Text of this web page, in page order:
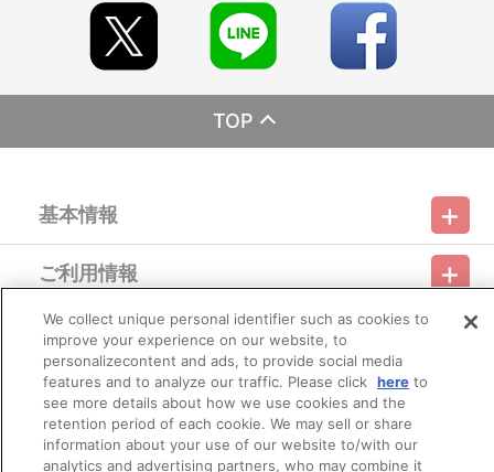
※撮影環境やご利用のモニター環境により、実物と多少異なっ
て見える場合がございます。
※商品画像はイメージです。実際の商品仕様が異なる場合がご
ざいます。あらかじめご了承ください。
※すでにご注文しているかのご確認には、「マイページ」
→「ご注文履歴」にてご確認いただけます。
■ご注文・お支払いについて
なお、ご注文には、バンダイナムコアーツ公式ショップ「A-
※決済方法「コンビニ決済」・「Pay-easy（ペイジー）」を選
択時には、メールにてお支払方法をご案内させていただきます。
あらかじめ「@bandainamcoarts.co.jp 」からのメール受信
を許可してください。
※お支払期日までに購入・決済手続きが行われなかった場合
は、キャンセル扱いとして手続きを致します。
いかなる理由でも、決済期間の延長は対応出来かねます。
※お客様都合による決済後のキャンセルは出来かねます。
※以下のご注文は、キャンセルさせていただく場合がございま
TOP
基本情報
利用規約 特定商取引法に基づく表示
プライバシーオプション 会社概要
ご利用情報
ご利用ガイド サイトマップ お問い合わせ 推奨環境
Do Not Sell or Share My Personal Information
会員メニュー
ログイン 会員規約 新規会員登録
その他のご案内
バンダイナムコフィルムワークス
We collect unique personal identifier such as cookies to
improve your experience on our website, to
personalizecontent and ads, to provide social media
features and to analyze our traffic. Please click hereto
see more details about how we use cookies and the
retention period of each cookie. We may sell or share
information about your use of our website to/with our
analytics and advertising partners, who may combine it